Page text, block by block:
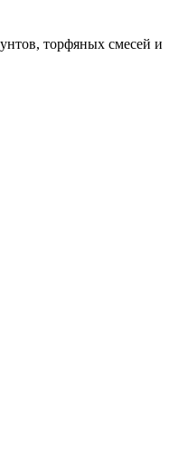
торфяных смесей и